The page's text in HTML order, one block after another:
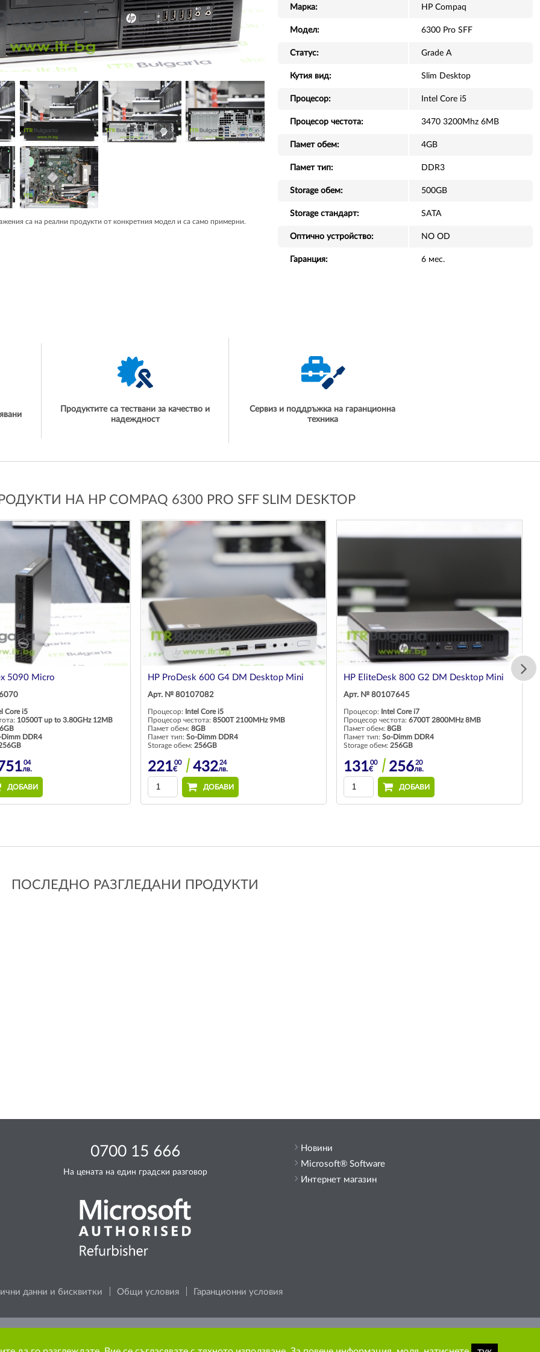
са на реални продукти от конкретния модел и са само примерни.
Марка: HP Compaq
Модел: 6300 Pro SFF
Статус: Grade A
Кутия вид: Slim Desktop
Процесор: Intel Core i5
Процесор честота: 3470 3200Mhz 6MB
Памет обем: 4GB
Памет тип: DDR3
Storage обем: 500GB
Storage стандарт: SATA
Оптично устройство: NO OD
Гаранция: 6 мес.
Продуктите са тествани за качество и
надеждност
Сервиз и поддръжка на гаранционна
техника
НА HP COMPAQ 6300 PRO SFF SLIM DESKTOP
5090 Micro
Core i5
10500T up to 3.80GHz 12MB
Dimm DDR4
04
лв.
ДОБАВИ
HP ProDesk 600 G4 DM Desktop Mini
Арт. № 80107082
Процесор: Intel Core i5
Процесор честота: 8500T 2100MHz 9MB
Памет обем: 8GB
Памет тип: So-Dimm DDR4
Storage обем: 256GB
22100
€ 43224
лв.
ДОБАВИ
HP EliteDesk 800 G2 DM Desktop Mini
Арт. № 80107645
Процесор: Intel Core i7
Процесор честота: 6700T 2800MHz 8MB
Памет обем: 8GB
Памет тип: So-Dimm DDR4
Storage обем: 256GB
13100
€ 25620
лв.
ДОБАВИ
ПОСЛЕДНО РАЗГЛЕДАНИ ПРОДУКТИ
0700 15 666
На цената на един градски разговор
данни и бисквитки Общи условия Гаранционни условия
Новини
Microsoft® Software
Интернет магазин